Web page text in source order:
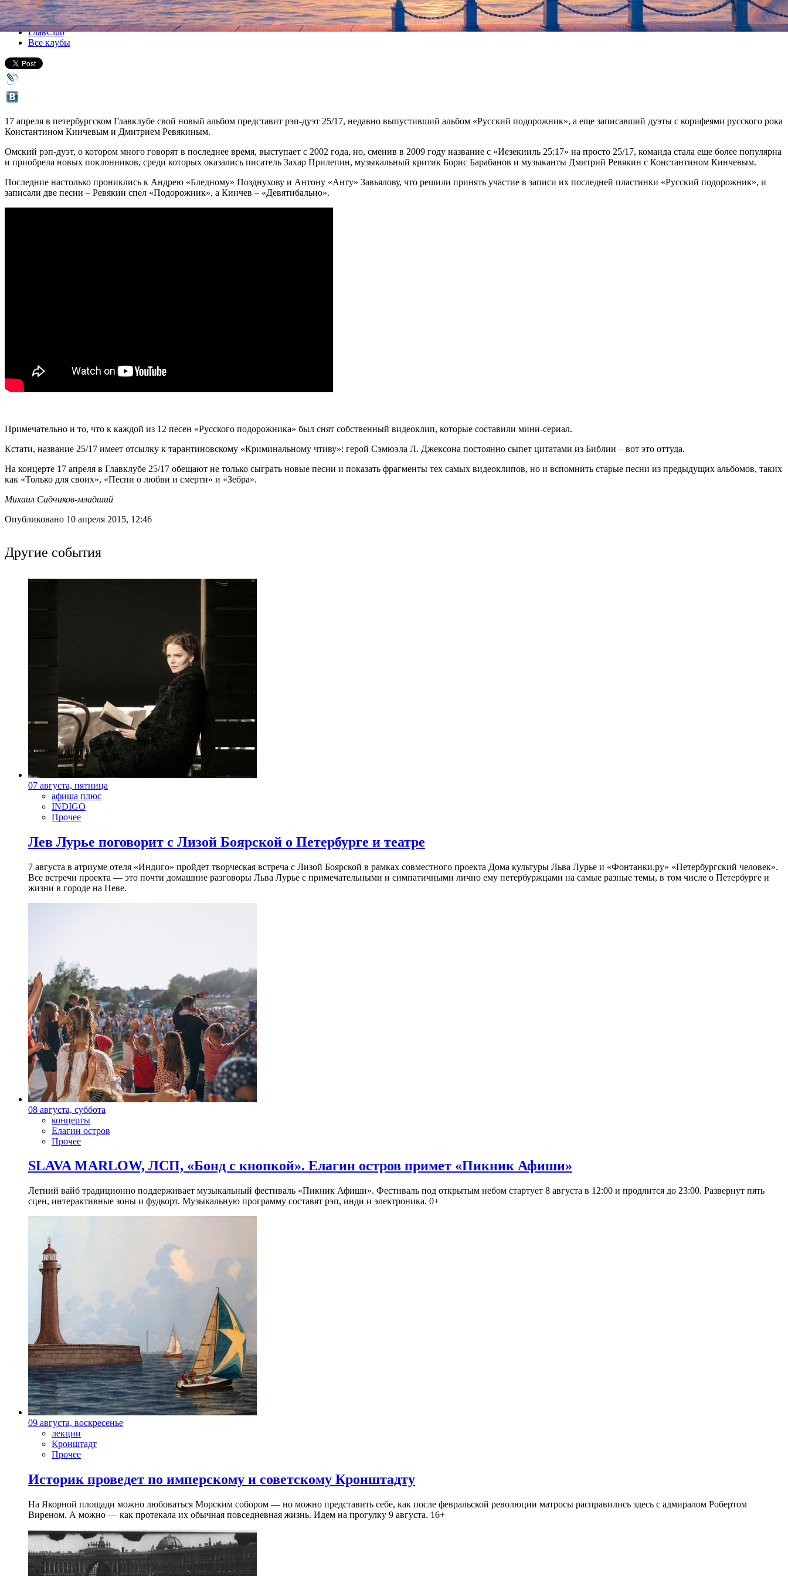
Все концерты
ГлавClub
Все клубы
17 апреля в петербургском Главклубе свой новый альбом представит рэп-дуэт 25/17, недавно выпустивший альбом «Русский подорожник», а еще записавший дуэты с корифеями русского рока
Константином Кинчевым и Дмитрием Ревякиным.
Омский рэп-дуэт, о котором много говорят в последнее время, выступает с 2002 года, но, сменив в 2009 году название с «Иезекииль 25:17» на просто 25/17, команда стала еще более популярна
и приобрела новых поклонников, среди которых оказались писатель Захар Прилепин, музыкальный критик Борис Барабанов и музыканты Дмитрий Ревякин с Константином Кинчевым.
Последние настолько прониклись к Андрею «Бледному» Позднухову и Антону «Анту» Завьялову, что решили принять участие в записи их последней пластинки «Русский подорожник», и
записали две песни – Ревякин спел «Подорожник», а Кинчев – «Девятибально».
Примечательно и то, что к каждой из 12 песен «Русского подорожника» был снят собственный видеоклип, которые составили мини-сериал.
Кстати, название 25/17 имеет отсылку к тарантиновскому «Криминальному чтиву»: герой Сэмюэла Л. Джексона постоянно сыпет цитатами из Библии – вот это оттуда.
На концерте 17 апреля в Главклубе 25/17 обещают не только сыграть новые песни и показать фрагменты тех самых видеоклипов, но и вспомнить старые песни из предыдущих альбомов, таких
как «Только для своих», «Песни о любви и смерти» и «Зебра».
Михаил Садчиков-младший
Опубликовано 10 апреля 2015, 12:46
Другие события
07 августа, пятница
афиша плюс
INDIGO
Прочее
Лев Лурье поговорит с Лизой Боярской о Петербурге и театре
7 августа в атриуме отеля «Индиго» пройдет творческая встреча с Лизой Боярской в рамках совместного проекта Дома культуры Льва Лурье и «Фонтанки.ру» «Петербургский человек».
Все встречи проекта — это почти домашние разговоры Льва Лурье с примечательными и симпатичными лично ему петербуржцами на самые разные темы, в том числе о Петербурге и
жизни в городе на Неве.
08 августа, суббота
концерты
Елагин остров
Прочее
SLAVA MARLOW, ЛСП, «Бонд с кнопкой». Елагин остров примет «Пикник Афиши»
Летний вайб традиционно поддерживает музыкальный фестиваль «Пикник Афиши». Фестиваль под открытым небом стартует 8 августа в 12:00 и продлится до 23:00. Развернут пять
сцен, интерактивные зоны и фудкорт. Музыкальную программу составят рэп, инди и электроника. 0+
09 августа, воскресенье
лекции
Кронштадт
Прочее
Историк проведет по имперскому и советскому Кронштадту
На Якорной площади можно любоваться Морским собором — но можно представить себе, как после февральской революции матросы расправились здесь с адмиралом Робертом
Виреном. А можно — как протекала их обычная повседневная жизнь. Идем на прогулку 9 августа. 16+